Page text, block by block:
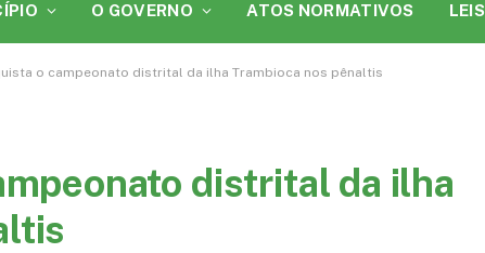
O GOVERNO ATOS NORMATIVOS LEIS
o campeonato distrital da ilha Trambioca nos pênaltis
distrital da ilha